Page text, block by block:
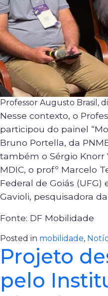
Professor Augusto Brasil,
Nesse contexto, o
participou do painel
Bruno Portella, da
também o Sérgio Knorr
MDIC, o profº Marcelo
Federal de Goiás (UFG)
Gavioli, pesquisadora da
Fonte: DF Mobilidade
Posted in mobilidade,
Projeto
pelo